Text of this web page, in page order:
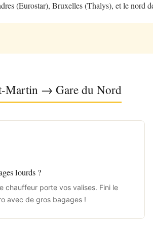
(Eurostar), Bruxelles (Thalys), et le nord
Martin → Gare du Nord
lourds ?
chauffeur porte vos valises. Fini le
avec de gros bagages !